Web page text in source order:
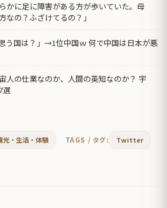
かに足に障害がある方が歩いていた。母
なの？ふざけてるの？」
う国は？」→1位中国ｗ 何で中国は日本が悪
人の仕業なのか、人間の英知なのか？ 宇
選
光・生活・体験 TAGS / タグ:
Twitter